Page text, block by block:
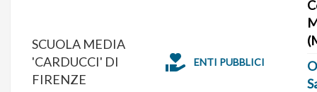
SCUOLA MEDIA
'CARDUCCI' DI
FIRENZE
ENTI PUBBLICI